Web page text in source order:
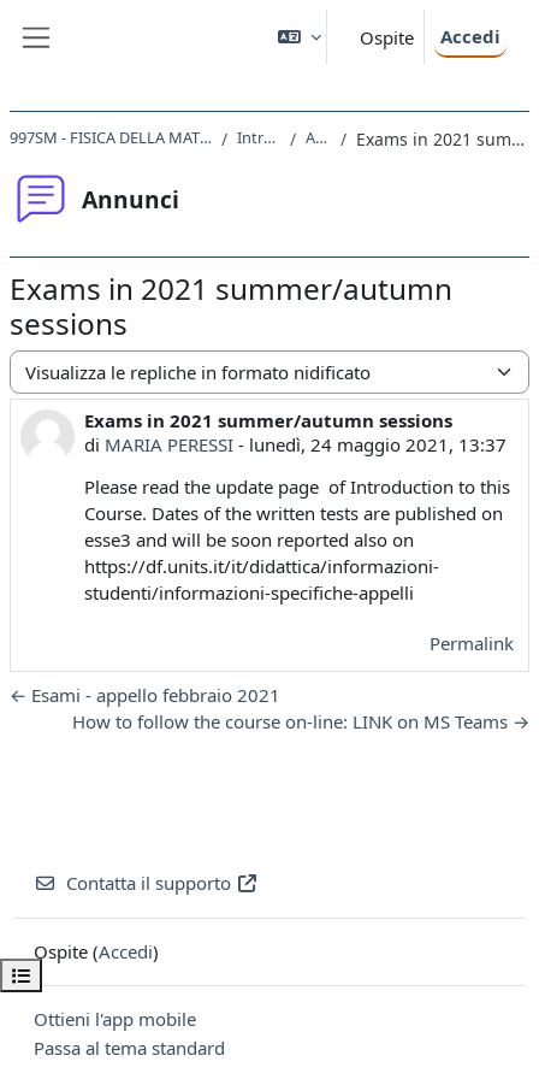
Ospite Accedi
Apri indice del corso
997SM - FISICA DELLA MATERIA CONDENSATA I 2020 Introduction Annunci Exams in 2021 summer/autumn sessions
Annunci
Exams in 2021 summer/autumn
sessions
Modalità visualizzazione
Exams in 2021 summer/autumn sessions
di MARIA PERESSI - lunedì, 24 maggio 2021, 13:37
Numero di risposte: 0
Please read the update page of Introduction to this
Course. Dates of the written tests are published on
esse3 and will be soon reported also on
https://df.units.it/it/didattica/informazioni-
studenti/informazioni-specifiche-appelli
Permalink
← Esami - appello febbraio 2021
How to follow the course on-line: LINK on MS Teams →
Contatta il supporto
Ospite (Accedi)
Ottieni l'app mobile
Passa al tema standard